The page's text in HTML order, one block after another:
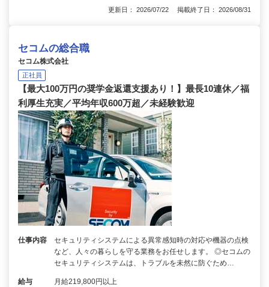
更新日： 2026/07/22 掲載終了日： 2026/08/31
セコムの総合職
セコム株式会社
正社員
【最大100万円の奨学金返還支援あり！】最長10連休／福
利厚生充実／平均年収600万超／未経験歓迎
仕事内容
セキュリティシステムによる異常感知時の対応や機器の点検
など、人々の暮らしを守る業務をお任せします。 ◎セコムの
セキュリティシステムは、トラブルを未然に防ぐため…
給与 月給219,800円以上